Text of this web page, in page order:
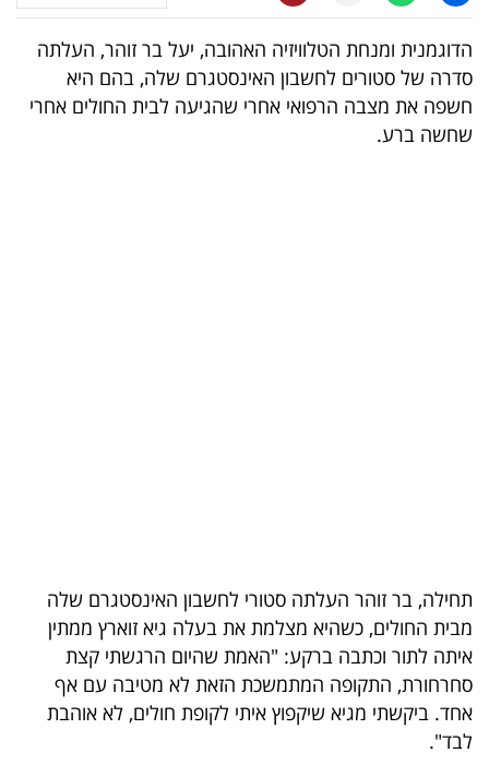
טלוויזיה
עסקי
ספורט
TOP-
5
המילון
הכלכלי
פודקאסט
הדוגמנית ומנחת הטלוויזיה האהובה, יעל בר זוהר, העלתה
סדרה של סטורים לחשבון האינסטגרם שלה, בהם היא
חשפה את מצבה הרפואי אחרי שהגיעה לבית החולים אחרי
שחשה ברע.
תחילה, בר זוהר העלתה סטורי לחשבון האינסטגרם שלה
מבית החולים, כשהיא מצלמת את בעלה גיא זוארץ ממתין
איתה לתור וכתבה ברקע: "האמת שהיום הרגשתי קצת
סחרחורת, התקופה המתמשכת הזאת לא מטיבה עם אף
אחד. ביקשתי מגיא שיקפוץ איתי לקופת חולים, לא אוהבת
לבד".